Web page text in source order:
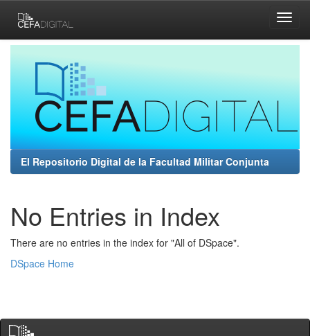
navigation
El Repositorio Digital de la Facultad Militar Conjunta
No Entries in Index
There are no entries in the index for "All of DSpace".
DSpace Home